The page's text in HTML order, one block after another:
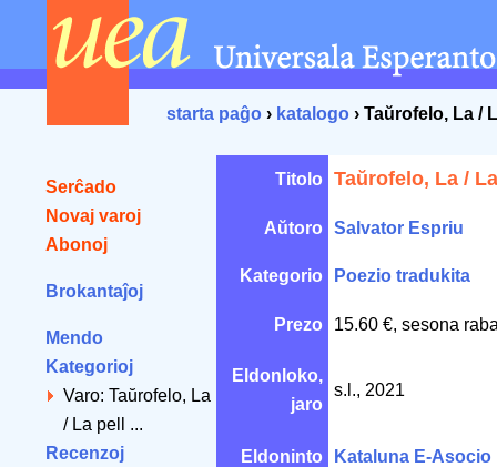
starta paĝo › katalogo › Taŭrofelo, La /
Serĉado
Novaj varoj
Abonoj
Brokantaĵoj
Mendo
Kategorioj
Varo: Taŭrofelo, La
/ La pell ...
Recenzoj
Titolo Taŭrofelo, La /
Aŭtoro Salvator Espriu
Kategorio Poezio tradukita
Prezo 15.60 €, sesona
Eldonloko,
jaro
s.l., 2021
Eldoninto Kataluna E-Asocio